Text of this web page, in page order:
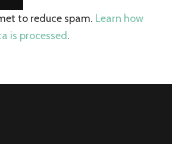
to reduce spam. Learn how
is processed.